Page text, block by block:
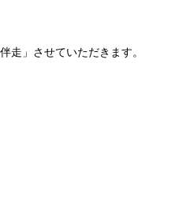
走」させていただきます。